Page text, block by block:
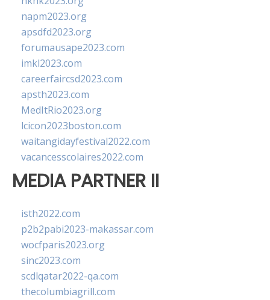
napm2023.org
apsdfd2023.org
forumausape2023.com
imkl2023.com
careerfaircsd2023.com
apsth2023.com
MedItRio2023.org
lcicon2023boston.com
waitangidayfestival2022.com
vacancesscolaires2022.com
MEDIA PARTNER II
isth2022.com
p2b2pabi2023-makassar.com
wocfparis2023.org
sinc2023.com
scdlqatar2022-qa.com
thecolumbiagrill.com